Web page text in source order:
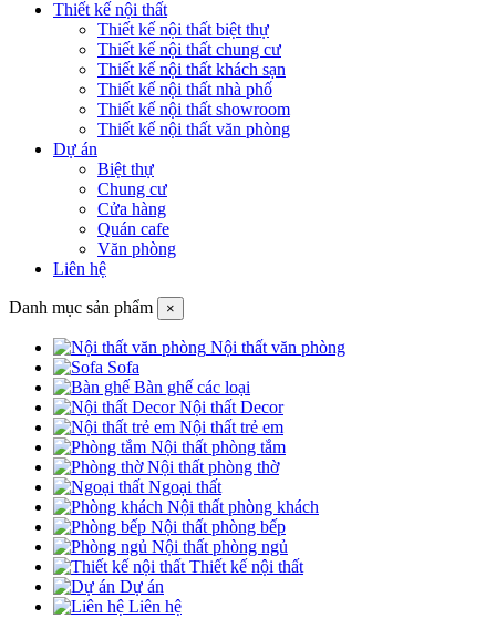
Thiết kế nội thất
Thiết kế nội thất biệt thự
Thiết kế nội thất chung cư
Thiết kế nội thất khách sạn
Thiết kế nội thất nhà phố
Thiết kế nội thất showroom
Thiết kế nội thất văn phòng
Dự án
Biệt thự
Chung cư
Cửa hàng
Quán cafe
Văn phòng
Liên hệ
Danh mục sản phẩm ×
Nội thất văn phòng
Sofa
Bàn ghế các loại
Nội thất Decor
Nội thất trẻ em
Nội thất phòng tắm
Nội thất phòng thờ
Ngoại thất
Nội thất phòng khách
Nội thất phòng bếp
Nội thất phòng ngủ
Thiết kế nội thất
Dự án
Liên hệ